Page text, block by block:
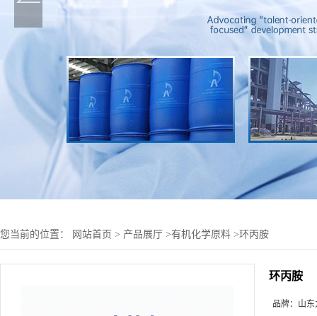
您当前的位置： 网站首页 > 产品展厅 >有机化学原料 >环丙胺
环丙胺
品牌： 山东